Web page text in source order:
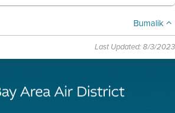
Bumalik
Last Updated: 8/3/2023